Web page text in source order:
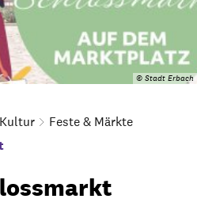
© Stadt Erbach
Feste & Märkte